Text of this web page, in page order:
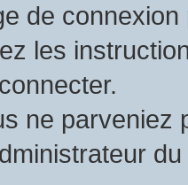
de
les
ne parveniez